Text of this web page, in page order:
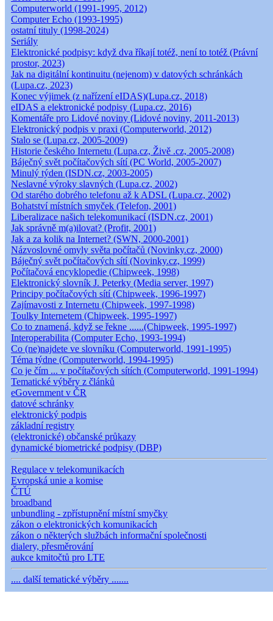
Computerworld (1991-1995, 2012)
Computer Echo (1993-1995)
ostatní tituly (1998-2024)
Seriály
Elektronické podpisy: když dva říkají totéž, není to totéž (Právní
prostor, 2023)
Jak na digitální kontinuitu (nejenom) v datových schránkách
(Lupa.cz, 2023)
Konec výjimek (z nařízení eIDAS)(Lupa.cz, 2018)
eIDAS a elektronické podpisy (Lupa.cz, 2016)
Komentáře pro Lidové noviny (Lidové noviny, 2011-2013)
Elektronický podpis v praxi (Computerworld, 2012)
Stalo se (Lupa.cz, 2005-2009)
Historie českého Internetu (Lupa.cz, Živě .cz, 2005-2008)
Báječný svět počítačových sítí (PC World, 2005-2007)
Minulý týden (ISDN.cz, 2003-2005)
Neslavné výroky slavných (Lupa.cz, 2002)
Od starého dobrého telefonu až k ADSL (Lupa.cz, 2002)
Bohatství místních smyček (Telefon, 2001)
Liberalizace našich telekomunikací (ISDN.cz, 2001)
Jak správně m(a)ilovat? (Profit, 2001)
Jak a za kolik na Internet? (SWN, 2000-2001)
Názvoslovné omyly světa počítačů (Novinky.cz, 2000)
Báječný svět počítačových sítí (Novinky.cz, 1999)
Počítačová encyklopedie (Chipweek, 1998)
Elektronický slovník J. Peterky (Media server, 1997)
Principy počítačových sítí (Chipweek, 1996-1997)
Zajímavosti z Internetu (Chipweek, 1997-1998)
Toulky Internetem (Chipweek, 1995-1997)
Co to znamená, když se řekne ......(Chipweek, 1995-1997)
Interoperabilita (Computer Echo, 1993-1994)
Co (ne)najdete ve slovníku (Computerworld, 1991-1995)
Téma týdne (Computerworld, 1994-1995)
Co je čím ... v počítačových sítích (Computerworld, 1991-1994)
Tematické výběry z článků
eGovernment v ČR
datové schránky
elektronický podpis
základní registry
(elektronické) občanské průkazy
dynamické biometrické podpisy (DBP)
Regulace v telekomunikacích
Evropská unie a komise
ČTÚ
broadband
unbundling - zpřístupnění místní smyčky
zákon o elektronických komunikacích
zákon o některých službách informační společnosti
dialery, přesměrování
aukce kmitočtů pro LTE
.... další tematické výběry .......